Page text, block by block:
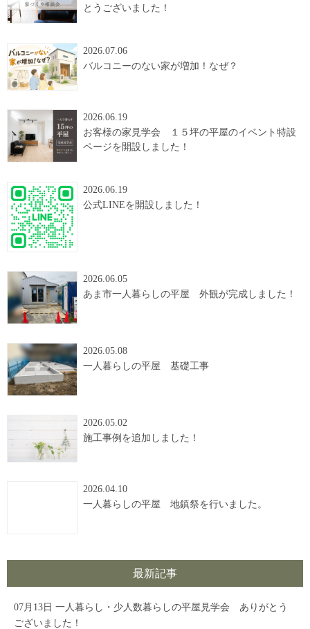
とうございました！
2026.07.06
バルコニーのない家が増加！なぜ？
2026.06.19
お客様の家見学会 １５坪の平屋のイベント特設
ページを開設しました！
2026.06.19
公式LINEを開設しました！
2026.06.05
あま市一人暮らしの平屋 外観が完成しました！
2026.05.08
一人暮らしの平屋 基礎工事
2026.05.02
施工事例を追加しました！
2026.04.10
一人暮らしの平屋 地鎮祭を行いました。
最新記事
07月13日 一人暮らし・少人数暮らしの平屋見学会 ありがとう
ございました！